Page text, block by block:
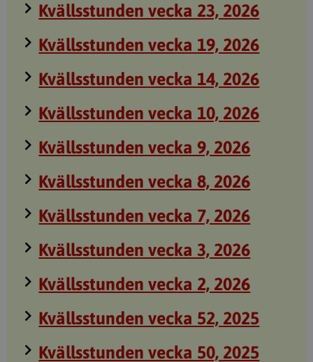
Kvällsstunden vecka 23, 2026
Kvällsstunden vecka 19, 2026
Kvällsstunden vecka 14, 2026
Kvällsstunden vecka 10, 2026
Kvällsstunden vecka 9, 2026
Kvällsstunden vecka 8, 2026
Kvällsstunden vecka 7, 2026
Kvällsstunden vecka 3, 2026
Kvällsstunden vecka 2, 2026
Kvällsstunden vecka 52, 2025
Kvällsstunden vecka 50, 2025